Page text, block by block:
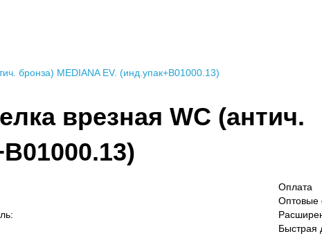
бронза) MEDIANA EV. (инд.упак+B01000.13)
врезная WC (антич.
Оплата
Оптовые
Быстрая